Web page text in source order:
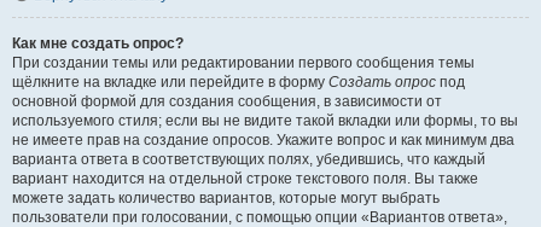
Как мне создать опрос?
При создании темы или редактировании первого сообщения темы
щёлкните на вкладке или перейдите в форму Создать опрос под
основной формой для создания сообщения, в зависимости от
используемого стиля; если вы не видите такой вкладки или формы, то вы
не имеете прав на создание опросов. Укажите вопрос и как минимум два
варианта ответа в соответствующих полях, убедившись, что каждый
вариант находится на отдельной строке текстового поля. Вы также
можете задать количество вариантов, которые могут выбрать
пользователи при голосовании, с помощью опции «Вариантов ответа»,